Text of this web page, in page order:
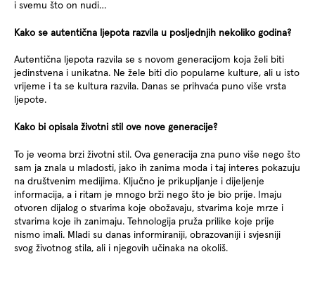
i svemu što on nudi…
Kako se autentična ljepota razvila u posljednjih nekoliko godina?
Autentična ljepota razvila se s novom generacijom koja želi biti
jedinstvena i unikatna. Ne žele biti dio popularne kulture, ali u isto
vrijeme i ta se kultura razvila. Danas se prihvaća puno više vrsta
ljepote.
Kako bi opisala životni stil ove nove generacije?
To je veoma brzi životni stil. Ova generacija zna puno više nego što
sam ja znala u mladosti, jako ih zanima moda i taj interes pokazuju
na društvenim medijima. Ključno je prikupljanje i dijeljenje
informacija, a i ritam je mnogo brži nego što je bio prije. Imaju
otvoren dijalog o stvarima koje obožavaju, stvarima koje mrze i
stvarima koje ih zanimaju. Tehnologija pruža prilike koje prije
nismo imali. Mladi su danas informiraniji, obrazovaniji i svjesniji
svog životnog stila, ali i njegovih učinaka na okoliš.